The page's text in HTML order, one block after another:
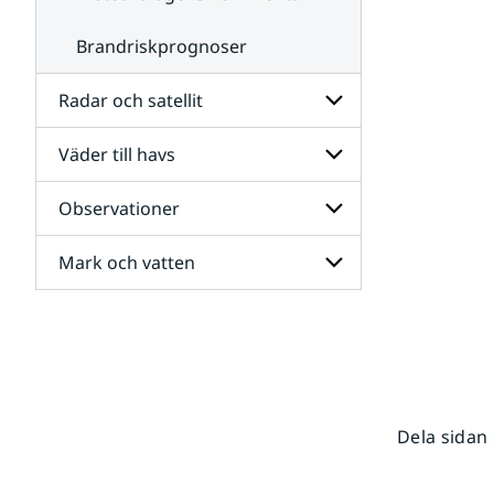
Brandriskprognoser
Radar och satellit
Undersidor
för
Radar
och
satellit
Väder till havs
Undersidor
för
Väder
till
havs
Observationer
Undersidor
för
Mark och vatten
Dela sidan